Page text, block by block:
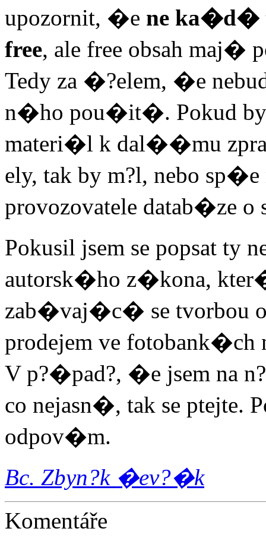
upozornit, �e ne ka�d�
free, ale free obsah
Tedy za �?elem, �e
n�ho pou�it�. Pokud
materi�l k dal��mu
ely, tak by m?l, nebo
provozovatele datab�ze
Pokusil jsem se popsat
autorsk�ho z�kona,
zab�vaj�c� se tvorbou
prodejem ve fotobank�ch
V p?�pad?, �e jsem na
co nejasn�, tak se ptejte.
odpov�m.
Bc. Zbyn?k �ev?�k
Komentáře